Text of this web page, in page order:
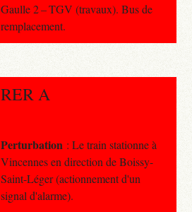
Gaulle 2 – TGV (travaux). Bus de
remplacement.
RER A
Perturbation : Le train stationne à
Vincennes en direction de Boissy-
Saint-Léger (actionnement d'un
signal d'alarme).